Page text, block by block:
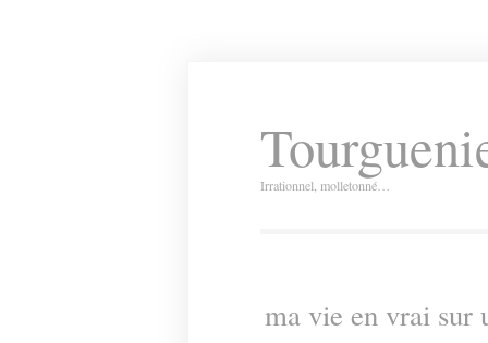
Irrationnel, molletonné…
ma vie en vrai sur